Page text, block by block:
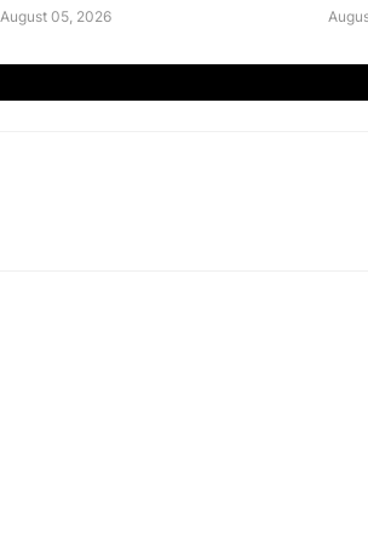
August 05, 2026